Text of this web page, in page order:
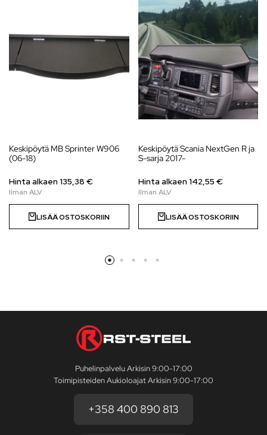
Keskipöytä MB Sprinter W906
(06-18)
Hinta alkaen 135,38 €
LISÄÄ OSTOSKORIIN
Keskipöytä Scania NextGen R ja
S-sarja 2017-
Hinta alkaen142,55 €
LISÄÄ OSTOSKORIIN
Puhelinpalvelu Arkisin 9:00-17:00
Toimipisteiden Aukioloajat Arkisin 9:00-17:00
+358 400 890 813